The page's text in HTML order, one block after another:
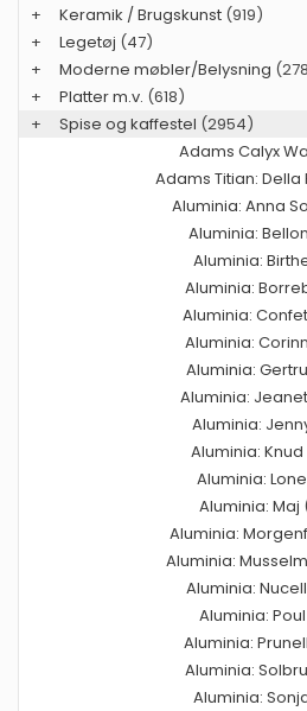
+
Keramik / Brugskunst (919)
+
Legetøj (47)
+
Moderne møbler/Belysning
+
Platter m.v. (618)
+
Spise og kaffestel (2954)
Adams Calyx
Adams Titian: Della
Aluminia: Anna
Aluminia:
Aluminia:
Aluminia:
Aluminia:
Aluminia:
Aluminia:
Aluminia:
Aluminia:
Aluminia:
Aluminia:
Aluminia: Maj
Aluminia:
Aluminia:
Aluminia:
Aluminia:
Aluminia:
Aluminia:
Aluminia: